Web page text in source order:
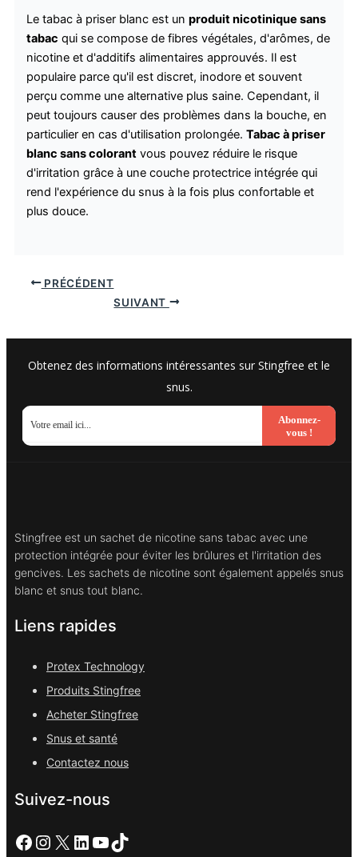
Le tabac à priser blanc est un produit nicotinique sans
tabac qui se compose de fibres végétales, d'arômes, de
nicotine et d'additifs alimentaires approuvés. Il est
populaire parce qu'il est discret, inodore et souvent
perçu comme une alternative plus saine. Cependant, il
peut toujours causer des problèmes dans la bouche, en
particulier en cas d'utilisation prolongée. Tabac à priser
blanc sans colorantvous pouvez réduire le risque
d'irritation grâce à une couche protectrice intégrée qui
rend l'expérience du snus à la fois plus confortable et
plus douce.
PRÉCÉDENT
SUIVANT
Obtenez des informations intéressantes sur Stingfree et le
snus.
Abonnez-
vous !
Stingfree est un sachet de nicotine sans tabac avec une
protection intégrée pour éviter les brûlures et l'irritation des
gencives. Les sachets de nicotine sont également appelés snus
blanc et snus tout blanc.
Liens rapides
Protex Technology
Produits Stingfree
Acheter Stingfree
Snus et santé
Contactez nous
Suivez-nous
Facebook
Instagram
X LinkedIn
YouTube
TikTok